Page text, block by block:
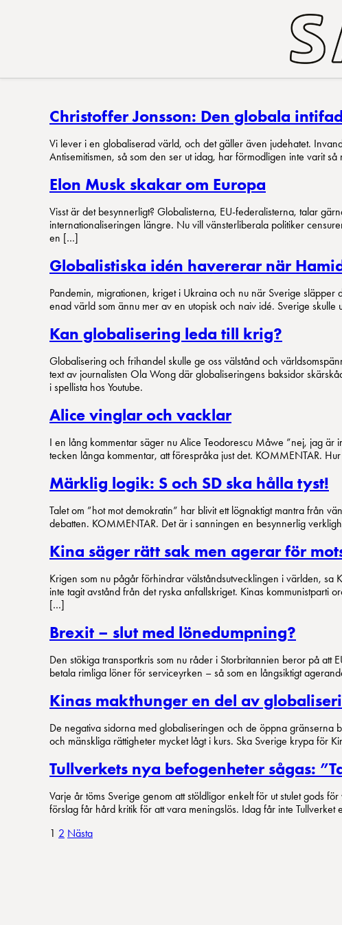
Christoffer Jonsson: Den globala
Vi lever i en globaliserad värld, och det gäller även judehatet.
Antisemitismen, så som den ser ut idag, har förmodligen inte varit
Elon Musk skakar om Europa
Visst är det besynnerligt? Globalisterna, EU-federalisterna, talar
internationaliseringen längre. Nu vill vänsterliberala politiker
en […]
Globalistiska idén havererar när
Pandemin, migrationen, kriget i Ukraina och nu när Sverige
enad värld som ännu mer av en utopisk och naiv idé. Sverige
Kan globalisering leda till krig?
Globalisering och frihandel skulle ge oss välstånd och
text av journalisten Ola Wong där globaliseringens baksidor
i spellista hos Youtube.
Alice vinglar och vacklar
I en lång kommentar säger nu Alice Teodorescu Måwe ”nej, jag
tecken långa kommentar, att förespråka just det. KOMMENTAR.
Märklig logik: S och SD ska hålla tyst!
Talet om ”hot mot demokratin” har blivit ett lögnaktigt mantra från
debatten. KOMMENTAR. Det är i sanningen en besynnerlig
Kina säger rätt sak men agerar för
Krigen som nu pågår förhindrar välståndsutvecklingen i världen,
inte tagit avstånd från det ryska anfallskriget. Kinas
[…]
Brexit – slut med lönedumpning?
Den stökiga transportkris som nu råder i Storbritannien beror på att
betala rimliga löner för serviceyrken – så som en långsiktigt
Kinas makthunger en del av
De negativa sidorna med globaliseringen och de öppna gränserna
och mänskliga rättigheter mycket lågt i kurs. Ska Sverige krypa för
Tullverkets nya befogenheter sågas:
Varje år töms Sverige genom att stöldligor enkelt för ut stulet gods
förslag får hård kritik för att vara meningslös. Idag får inte
Sidnumrering
1 2 Nästa